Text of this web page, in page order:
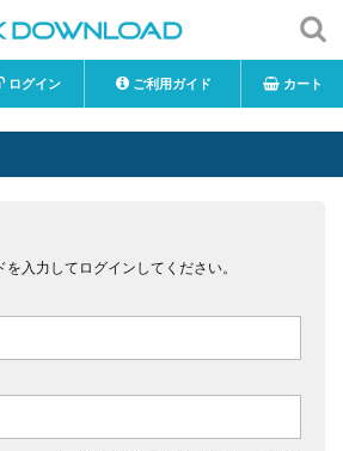
ログイン ご利用ガイド カート
入力してログインしてください。